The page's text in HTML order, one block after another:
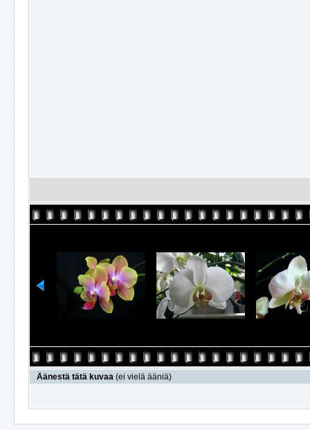
Äänestä tätä kuvaa (ei vielä ääniä)